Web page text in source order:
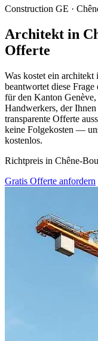
Construction GE ·
Architekt in
Offerte
Was kostet ein
beantwortet diese
für den Kanton
Handwerkers, der
transparente Offerte
keine Folgekosten —
kostenlos.
Richtpreis in Chêne-
Gratis Offerte anfordern